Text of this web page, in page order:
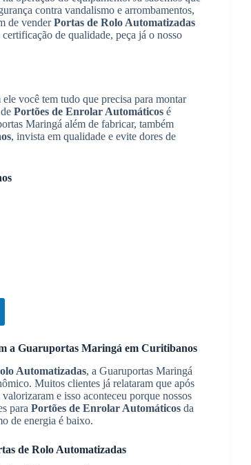
contra vandalismo e arrombamentos,
de venderPortas de Rolo Automatizadas
de qualidade, peça já o nosso
ele você tem tudo que precisa para montar
Portões de Enrolar Automáticos é
Maringá além de fabricar, também
, invista em qualidade e evite dores de
a Guaruportas Maringá em Curitibanos
Automatizadas, a Guaruportas Maringá
Muitos clientes já relataram que após
e isso aconteceu porque nossos
para Portões de Enrolar Automáticos da
de energia é baixo.
de Rolo Automatizadas